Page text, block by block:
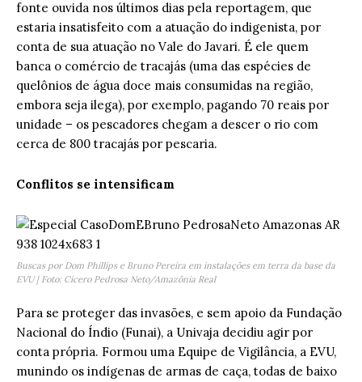
fonte ouvida nos últimos dias pela reportagem, que
estaria insatisfeito com a atuação do indigenista, por
conta de sua atuação no Vale do Javari. É ele quem
banca o comércio de tracajás (uma das espécies de
quelônios de água doce mais consumidas na região,
embora seja ilega), por exemplo, pagando 70 reais por
unidade – os pescadores chegam a descer o rio com
cerca de 800 tracajás por pescaria.
Conflitos se intensificam
Buscas por Dom Phillips e Bruno Pereira em instalações em terra da base da
EVU | Foto: Cícero Pedrosa Neto/Amazônia Real
Para se proteger das invasões, e sem apoio da Fundação
Nacional do Índio (Funai), a Univaja decidiu agir por
conta própria. Formou uma Equipe de Vigilância, a EVU,
munindo os indígenas de armas de caça, todas de baixo